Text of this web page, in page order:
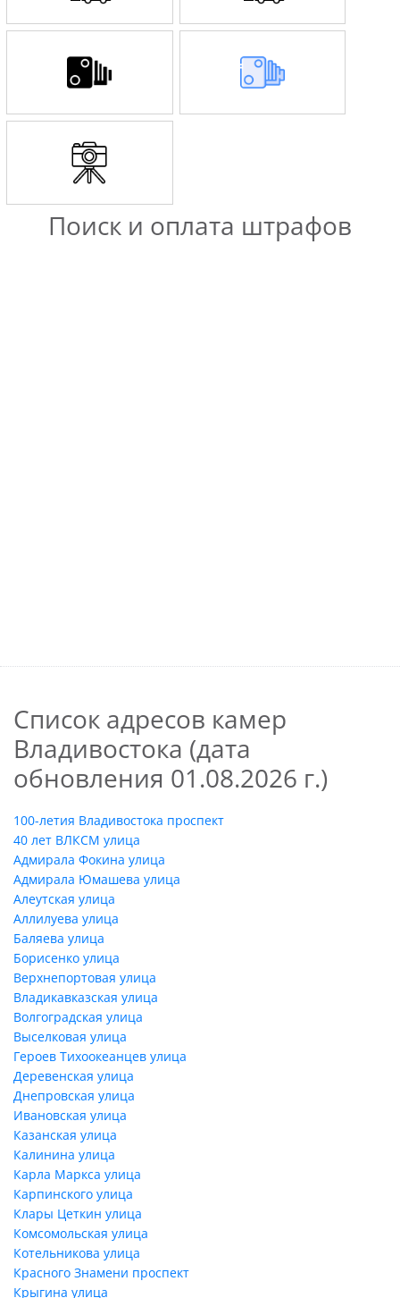
Поиск и оплата штрафов
Список адресов камер
Владивостока (дата
обновления 01.08.2026 г.)
100-летия Владивостока проспект
40 лет ВЛКСМ улица
Адмирала Фокина улица
Адмирала Юмашева улица
Алеутская улица
Аллилуева улица
Баляева улица
Борисенко улица
Верхнепортовая улица
Владикавказская улица
Волгоградская улица
Выселковая улица
Героев Тихоокеанцев улица
Деревенская улица
Днепровская улица
Ивановская улица
Казанская улица
Калинина улица
Карла Маркса улица
Карпинского улица
Клары Цеткин улица
Комсомольская улица
Котельникова улица
Красного Знамени проспект
Крыгина улица